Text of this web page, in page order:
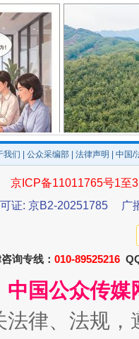
从幼
我们 公众采编部 法律声明 | 中国
京ICP备11011765号1至
证: 京B2-20251785
广
询专线： 010-89525216
中国公众传
法律、法规